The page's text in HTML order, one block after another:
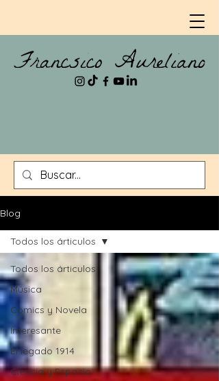
Blog
Todos los árticulos
Música
Comics y Novela
Interesante
El legado 1914
Ciencia y Espacio
Todos los árticulos